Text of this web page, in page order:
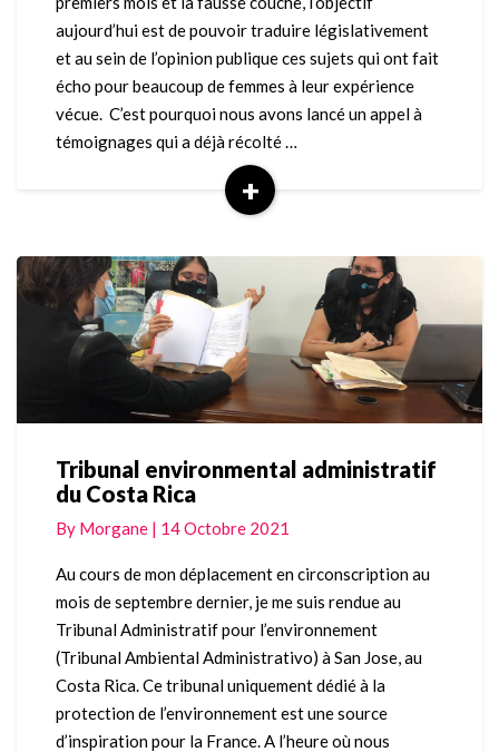
premiers
mois
de
grossesse
aujourd’hui est de pouvoir traduire législativement
et au sein de l’opinion publique ces sujets qui ont fait
écho pour beaucoup de femmes à leur expérience
vécue. C’est pourquoi nous avons lancé un appel à
témoignages qui a déjà récolté …
+
Read
Tribunal
environmental
administratif
du
Costa
Tribunal environmental administratif
du Costa Rica
By Morgane | 14 Octobre 2021
Au cours de mon déplacement en circonscription au
mois de septembre dernier, je me suis rendue au
Tribunal Administratif pour l’environnement
(Tribunal Ambiental Administrativo) à San Jose, au
Costa Rica. Ce tribunal uniquement dédié à la
protection de l’environnement est une source
d’inspiration pour la France. A l’heure où nous